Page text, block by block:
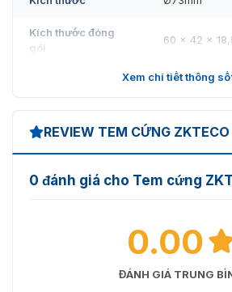
Kích thước đóng
gói
60 x 42 x
12kg/ctn
Xem chi tiết thông số
REVIEW TEM CỨNG ZKTECO
0 đánh giá cho Tem cứng
0.00
ĐÁNH GIÁ TRUNG